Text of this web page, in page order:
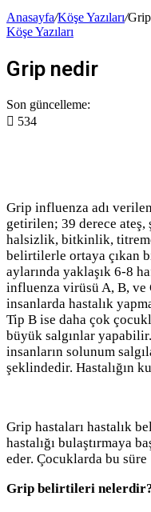
Anasayfa/Köşe Yazıları/
Köşe Yazıları
Grip nedir
Son güncelleme:
534
Grip influenza adı
getirilen; 39 derece ateş,
halsizlik, bitkinlik,
belirtilerle ortaya çıkan
aylarında yaklaşık 6-8
influenza virüsü A, B,
insanlarda hastalık
Tip B ise daha çok
büyük salgınlar
insanların solunum
şeklindedir. Hastalığın
Grip hastaları hastalık
hastalığı bulaştırmaya
eder. Çocuklarda bu
Grip belirtileri